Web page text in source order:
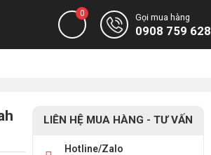
0 Gọi mua hàng
0908 759 628
LIÊN HỆ MUA HÀNG - TƯ VẤN
Hotline/Zalo